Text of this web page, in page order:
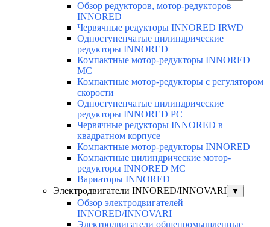
Обзор редукторов, мотор-редукторов
INNORED
Червячные редукторы INNORED IRWD
Одноступенчатые цилиндрические
редукторы INNORED
Компактные мотор-редукторы INNORED
MC
Компактные мотор-редукторы с регулятором
скорости
Одноступенчатые цилиндрические
редукторы INNORED PC
Червячные редукторы INNORED в
квадратном корпусе
Компактные мотор-редукторы INNORED
Компактные цилиндрические мотор-
редукторы INNORED MC
Вариаторы INNORED
Электродвигатели INNORED/INNOVARI
▼
Обзор электродвигателей
INNORED/INNOVARI
Электродвигатели общепромышленные